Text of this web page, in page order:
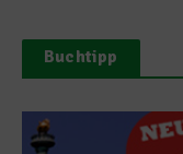
Buchtipp